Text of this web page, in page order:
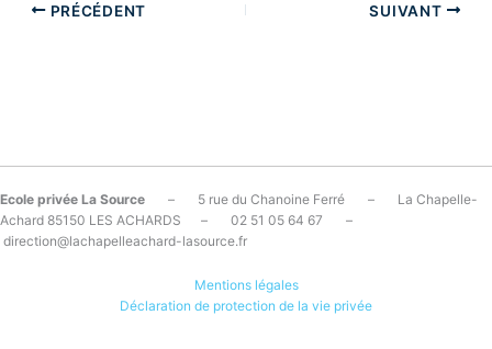
PRÉCÉDENT SUIVANT
Ecole privée La Source – 5 rue du Chanoine Ferré – La Chapelle-
Achard 85150 LES ACHARDS – 02 51 05 64 67 –
direction@lachapelleachard-lasource.fr
Mentions légales
Déclaration de protection de la vie privée